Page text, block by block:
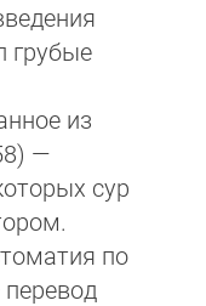
грубые
из
—
сур
по